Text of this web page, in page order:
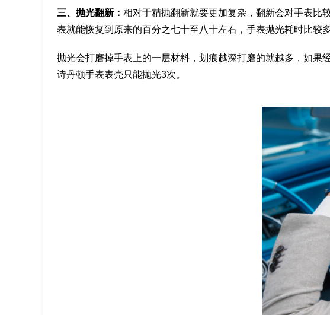
三、抛光翻新： 相对于精抛翻新就要更加复杂，翻新会对手表比
表就能恢复到原来的百分之七十至八十左右，手表抛光耗时比较
抛光会打磨掉手表上的一层材料，划痕越深打磨的就越多，如
诗丹顿手表表壳只能抛光3次。